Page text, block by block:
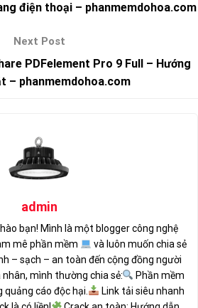
điện thoại – phanmemdohoa.com
PDFelement Pro 9 Full – Hướng
– phanmemdohoa.com
admin
bạn! Mình là một blogger công nghệ
mê phần mềm
và luôn muốn chia sẻ
– sạch – an toàn đến cộng đồng người
nhân, mình thường chia sẻ:
Phần mềm
quảng cáo độc hại.
Link tải siêu nhanh